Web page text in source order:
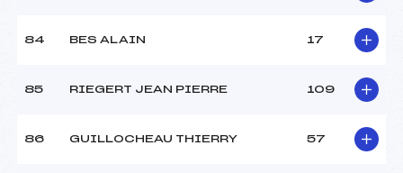
84 BES ALAIN 17
85 RIEGERT JEAN PIERRE 109
86 GUILLOCHEAU THIERRY 57